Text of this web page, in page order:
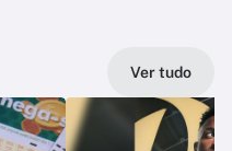
Ver tudo